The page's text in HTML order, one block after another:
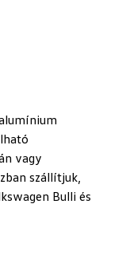
vagy
szállítjuk,
Bulli és